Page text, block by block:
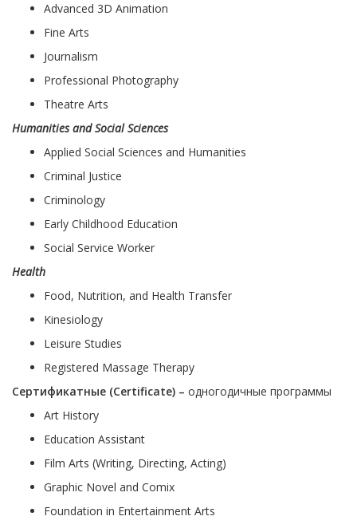
Advanced 3D Animation
Fine Arts
Journalism
Professional Photography
Theatre Arts
Humanities and Social Sciences
Applied Social Sciences and Humanities
Criminal Justice
Criminology
Early Childhood Education
Social Service Worker
Health
Food, Nutrition, and Health Transfer
Kinesiology
Leisure Studies
Registered Massage Therapy
Сертификатные (Certificate) – одногодичные программы
Art History
Education Assistant
Film Arts (Writing, Directing, Acting)
Graphic Novel and Comix
Foundation in Entertainment Arts